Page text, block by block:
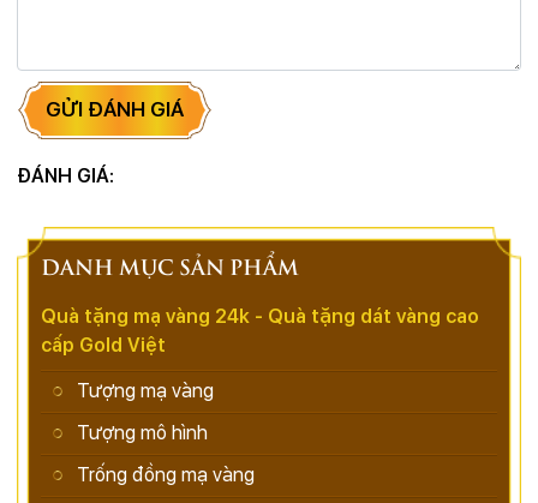
GỬI ĐÁNH GIÁ
ĐÁNH GIÁ:
DANH MỤC SẢN PHẨM
Quà tặng mạ vàng 24k - Quà tặng dát vàng cao
cấp Gold Việt
Tượng mạ vàng
Tượng mô hình
Trống đồng mạ vàng